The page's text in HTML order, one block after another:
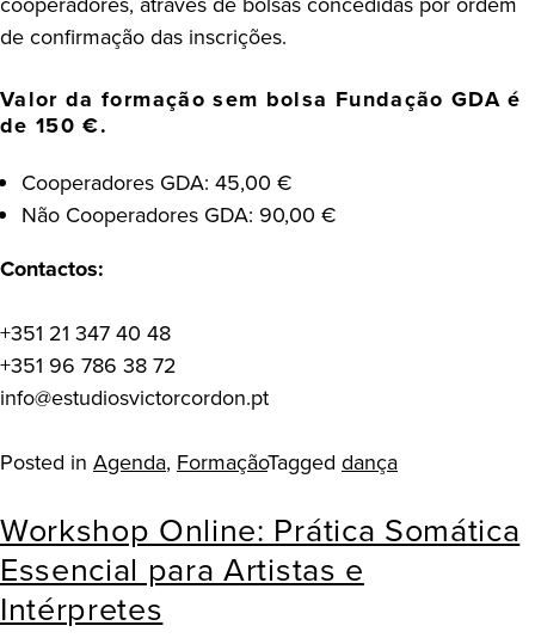
de confirmação das inscrições.
Valor da formação sem bolsa Fundação GDA é
de 150 €.
Cooperadores GDA: 45,00 €
Não Cooperadores GDA: 90,00 €
Contactos:
+351 21 347 40 48
+351 96 786 38 72
info@estudiosvictorcordon.pt
Posted in Agenda, FormaçãoTagged dança
Workshop Online: Prática Somática
Essencial para Artistas e
Intérpretes